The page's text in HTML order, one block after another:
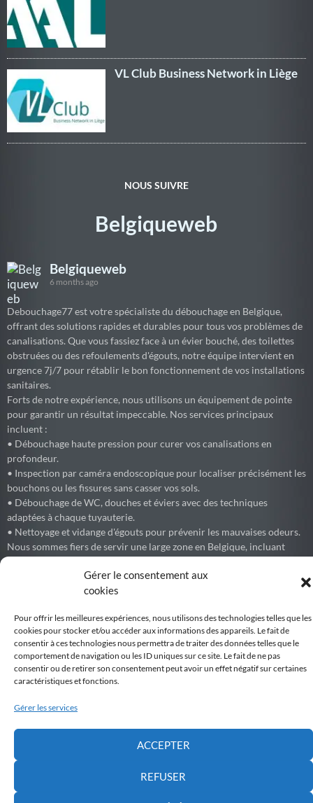
Gérer le consentement aux
cookies
Pour offrir les meilleures expériences, nous utilisons des technologies telles que les
cookies pour stocker et/ou accéder aux informations des appareils. Le fait de
consentir à ces technologies nous permettra de traiter des données telles que le
comportement de navigation ou les ID uniques sur ce site. Le fait de ne pas
consentir ou de retirer son consentement peut avoir un effet négatif sur certaines
caractéristiques et fonctions.
Gérer les services
ACCEPTER
REFUSER
VL Club Business Network in Liège
NOUS SUIVRE
Belgiqueweb
Belgiqueweb
6 months ago
Debouchage77 est votre spécialiste du débouchage en Belgique,
offrant des solutions rapides et durables pour tous vos problèmes de
canalisations. Que vous fassiez face à un évier bouché, des toilettes
obstruées ou des refoulements d'égouts, notre équipe intervient en
urgence 7j/7 pour rétablir le bon fonctionnement de vos installations
sanitaires.
Forts de notre expérience, nous utilisons un équipement de pointe
pour garantir un résultat impeccable. Nos services principaux
incluent :
• Débouchage haute pression pour curer vos canalisations en
profondeur.
• Inspection par caméra endoscopique pour localiser précisément les
bouchons ou les fissures sans casser vos sols.
• Débouchage de WC, douches et éviers avec des techniques
adaptées à chaque tuyauterie.
• Nettoyage et vidange d'égouts pour prévenir les mauvaises odeurs.
Nous sommes fiers de servir une large zone en Belgique, incluant
Bruxelles, le Brabant Wallon (Waterloo, Wavre, Nivelles, Braine-
l'Alleud) et les environs.
Debouchage77
Débouchage express de canalisations et égouts partout en Belgique.
6 months ago
VSA Belgium organise l'envoi de touristes pour une durée entre
Nous proposons des chantiers internationaux de volontariat